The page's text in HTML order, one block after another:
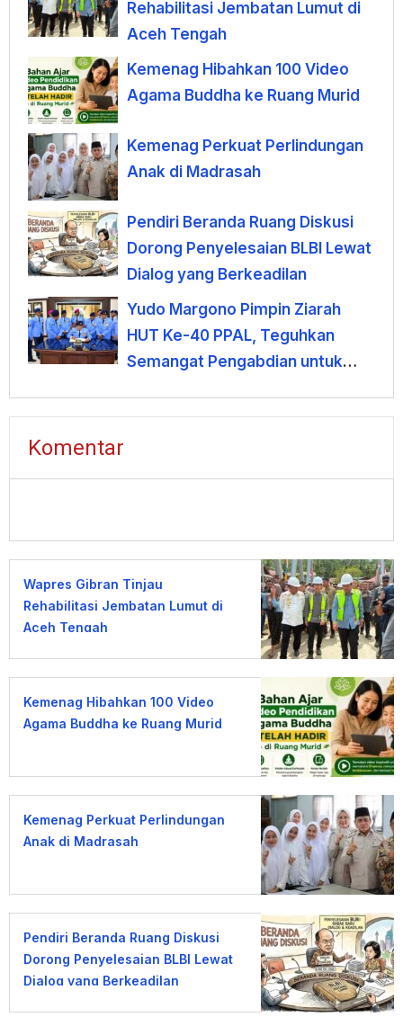
Rehabilitasi Jembatan Lumut di
Aceh Tengah
Kemenag Hibahkan 100 Video
Agama Buddha ke Ruang Murid
Kemenag Perkuat Perlindungan
Anak di Madrasah
Pendiri Beranda Ruang Diskusi
Dorong Penyelesaian BLBI Lewat
Dialog yang Berkeadilan
Yudo Margono Pimpin Ziarah
HUT Ke-40 PPAL, Teguhkan
Semangat Pengabdian untuk
Komentar
Wapres Gibran Tinjau
Rehabilitasi Jembatan Lumut di
Aceh Tengah
Kemenag Hibahkan 100 Video
Agama Buddha ke Ruang Murid
Kemenag Perkuat Perlindungan
Anak di Madrasah
Pendiri Beranda Ruang Diskusi
Dorong Penyelesaian BLBI Lewat
Dialog yang Berkeadilan